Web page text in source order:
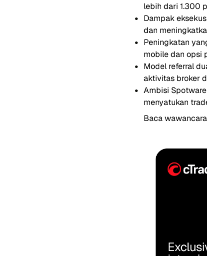
lebih dari 1.300
Dampak
dan
Peningkatan
mobile dan opsi
Model referral
aktivitas broker
Ambisi
menyatukan
Baca